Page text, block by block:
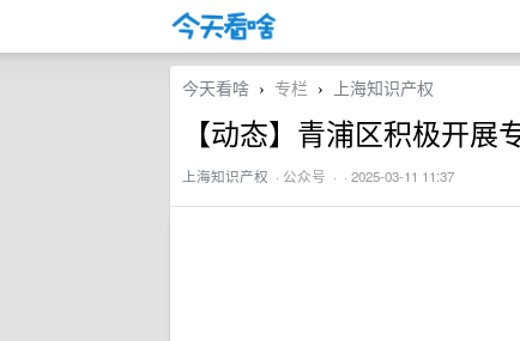
今天看啥 › 专栏 › 上海知识产权
【动态】青浦区积极开
上海知识产权 · 公众号 · · 2025-03-11 11:37